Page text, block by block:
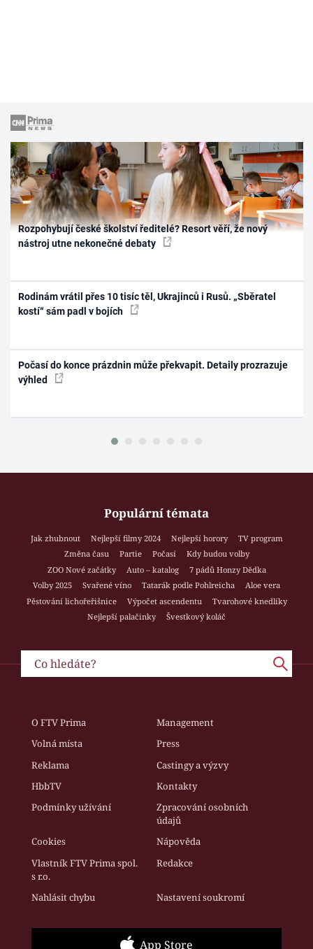
Rozpohybují české školství ředitelé? Resort věří, že nový
nástroj utne nekonečné debaty
Rodinám vrátil přes 10 tisíc těl, Ukrajinců i Rusů. „Sběratel
kostí“ sám padl v bojích
Počasí do konce prázdnin může překvapit. Detaily prozrazuje
výhled
Populární témata
Jak zhubnout Nejlepší filmy 2024 Nejlepší horory
TV program
Změna času
Partie Počasí
Kdy budou volby
ZOO Nové začátky
Auto – katalog
7 pádů Honzy Dědka
Volby 2025
Svařené víno Tatarák podle Pohlreicha
Aloe vera
Pěstování lichořeřišnice
Výpočet ascendentu
Tvarohové knedlíky
Nejlepší palačinky
Švestkový koláč
O FTV Prima
Management
Volná místa
Press
Reklama
Castingy a výzvy
HbbTV
Kontakty
Podmínky užívání
Zpracování osobních
údajů
Cookies
Nápověda
Vlastník FTV Prima spol.
s r.o.
Redakce
Nahlásit chybu Nastavení soukromí
App Store